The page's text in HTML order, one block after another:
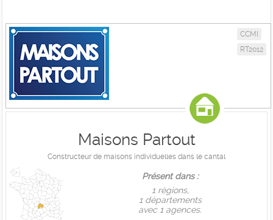
CCMI
RT2012
Maisons Partout
Constructeur de maisons individuelles dans le cantal
Présent dans :
1 règions,
1 départements
avec 1 agences.